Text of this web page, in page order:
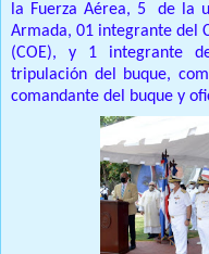
la Fuerza Aérea, 5 de la
Armada, 01 integrante del
(COE), y 1 integrante
tripulación del buque,
comandante del buque y